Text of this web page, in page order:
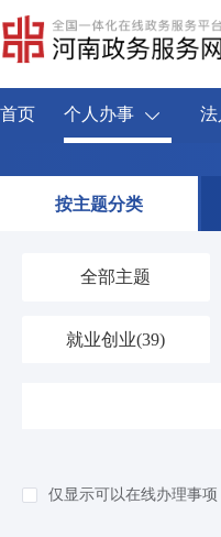
首页 个人办事 法
按主题分类
全部主题
就业创业(39)
仅显示可以在线办理事项